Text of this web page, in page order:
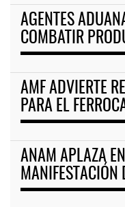
AGENTES
COMBATIR
AMF ADVIERTE
PARA EL
ANAM APLAZA
MANIFESTACIÓN